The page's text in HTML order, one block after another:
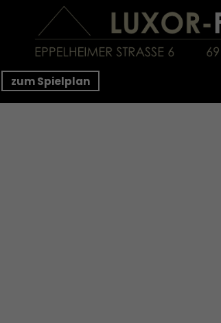
zum Spielplan